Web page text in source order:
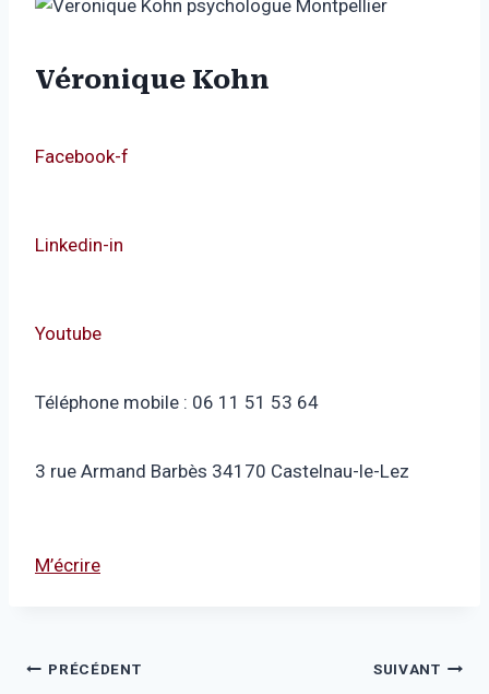
Véronique Kohn
Facebook-f
Linkedin-in
Youtube
Téléphone mobile : 06 11 51 53 64
3 rue Armand Barbès 34170 Castelnau-le-Lez
M’écrire
Navigation
PRÉCÉDENT SUIVANT